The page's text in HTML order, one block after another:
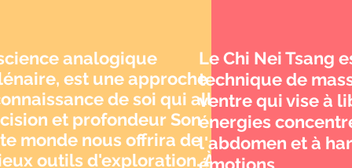
analogique
est une approche de
de soi qui allie
et profondeur Son
monde nous offrira de
outils d'exploration. À
Le Chi Nei Tsang
technique de
ventre qui vise à
énergies
l'abdomen et à